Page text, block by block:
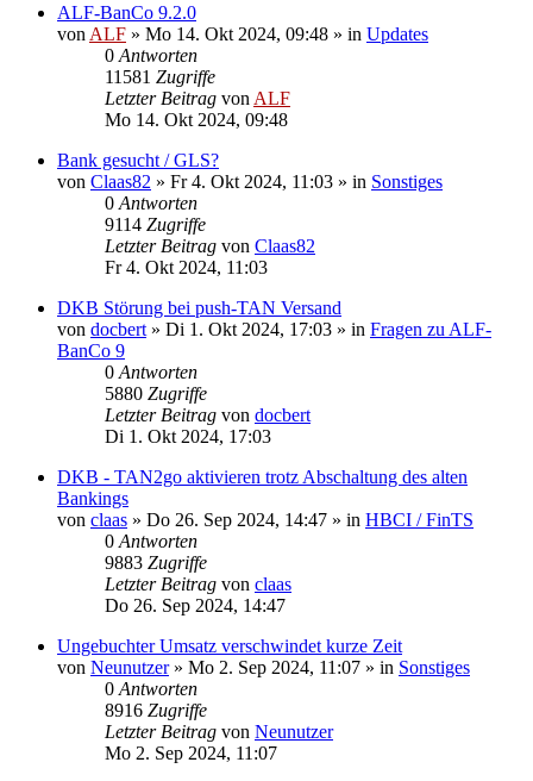
ALF-BanCo 9.2.0
von ALF » Mo 14. Okt 2024, 09:48 » in Updates
0 Antworten
11581 Zugriffe
Letzter Beitrag von ALF
Mo 14. Okt 2024, 09:48
Bank gesucht / GLS?
von Claas82 » Fr 4. Okt 2024, 11:03 » in Sonstiges
0 Antworten
9114 Zugriffe
Letzter Beitrag von Claas82
Fr 4. Okt 2024, 11:03
DKB Störung bei push-TAN Versand
von docbert » Di 1. Okt 2024, 17:03 » in Fragen zu ALF-
BanCo 9
0 Antworten
5880 Zugriffe
Letzter Beitrag von docbert
Di 1. Okt 2024, 17:03
DKB - TAN2go aktivieren trotz Abschaltung des alten
Bankings
von claas » Do 26. Sep 2024, 14:47 » in HBCI / FinTS
0 Antworten
9883 Zugriffe
Letzter Beitrag von claas
Do 26. Sep 2024, 14:47
Ungebuchter Umsatz verschwindet kurze Zeit
von Neunutzer» Mo 2. Sep 2024, 11:07 » in Sonstiges
0 Antworten
8916 Zugriffe
Letzter Beitrag von Neunutzer
Mo 2. Sep 2024, 11:07